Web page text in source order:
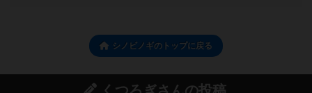
シノビノギのトップに戻る